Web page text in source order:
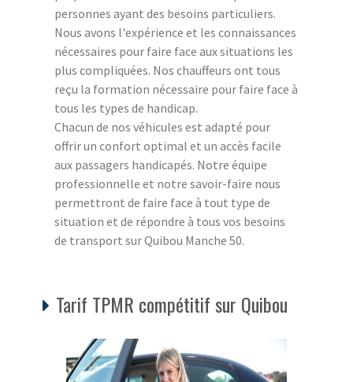
personnes ayant des besoins particuliers.
Nous avons l'expérience et les connaissances
nécessaires pour faire face aux situations les
plus compliquées. Nos chauffeurs ont tous
reçu la formation nécessaire pour faire face à
tous les types de handicap.
Chacun de nos véhicules est adapté pour
offrir un confort optimal et un accès facile
aux passagers handicapés. Notre équipe
professionnelle et notre savoir-faire nous
permettront de faire face à tout type de
situation et de répondre à tous vos besoins
de transport sur Quibou Manche 50.
Tarif TPMR compétitif sur Quibou